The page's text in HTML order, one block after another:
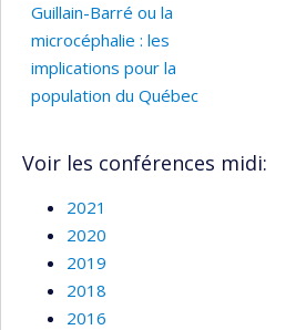
Guillain-Barré ou la
microcéphalie : les
implications pour la
population du Québec
Voir les conférences midi:
2021
2020
2019
2018
2016